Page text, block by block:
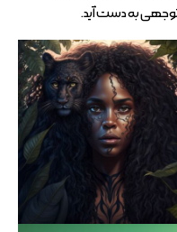
توجهی به دست آید.